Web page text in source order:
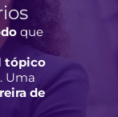
que
tópico
. Uma
de